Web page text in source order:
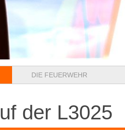
DIE FEUERWEHR
der L3025